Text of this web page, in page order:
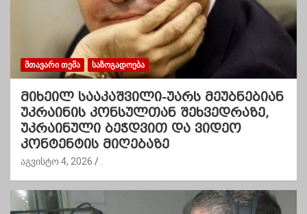
ᲛᲗᲐᲕᲐᲠᲘ ᲗᲔᲛᲐ ᲡᲐᲖᲝᲒᲐᲓᲝᲔᲑᲐ
მიხეილ სააკაშვილი-უარს მეუბნებიან
უკრაინის კონსულთან შეხვედრაზე,
უკრაინული ბეჭდვით და ვიდეო
კონტენტის მიღებაზე
აგვისტო 4, 2026